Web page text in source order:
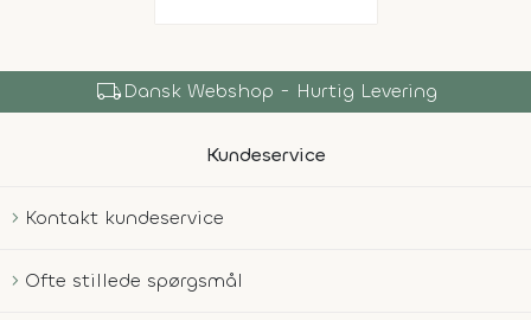
local_shippingDansk Webshop - Hurtig Levering
Kundeservice
Kontakt kundeservice
Ofte stillede spørgsmål